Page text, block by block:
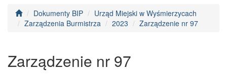
Dokumenty BIP
Urząd Miejski w Wyśmierzycach
Zarządzenia Burmistrza
2023 Zarządzenie nr 97
Zarządzenie nr 97